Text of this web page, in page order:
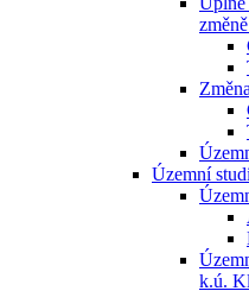
Územní
k.ú.